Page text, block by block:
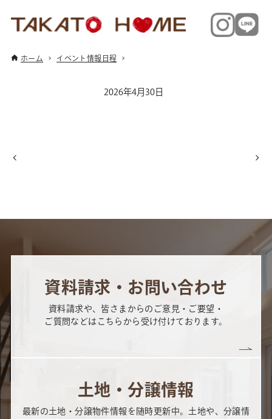
ホーム イベント情報日程
2026年4月30日
資料請求・お問い合わせ
資料請求や、皆さまからのご意見・ご要望・
ご質問などはこちらから受け付けております。
土地・分譲情報
最新の土地・分譲物件情報を随時更新中。土地や、分譲情